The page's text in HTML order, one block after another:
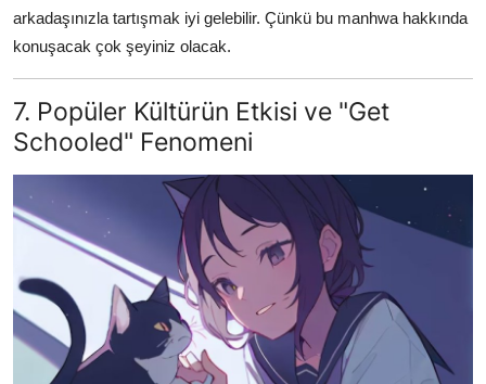
arkadaşınızla tartışmak iyi gelebilir. Çünkü bu manhwa hakkında
konuşacak çok şeyiniz olacak.
7. Popüler Kültürün Etkisi ve "Get
Schooled" Fenomeni